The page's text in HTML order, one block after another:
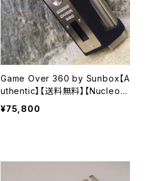
Game Over 360 by Sunbox【A
uthentic】【送料無料】【Nucleo C
HIP SET】【1 x 18350】【Squonk
Rapido System】【SunboxMo
¥75,800